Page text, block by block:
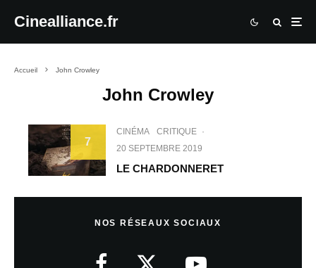
Cinealliance.fr
Accueil John Crowley
John Crowley
7
CINÉMA CRITIQUE ·
20 SEPTEMBRE 2019
LE CHARDONNERET
NOS RÉSEAUX SOCIAUX